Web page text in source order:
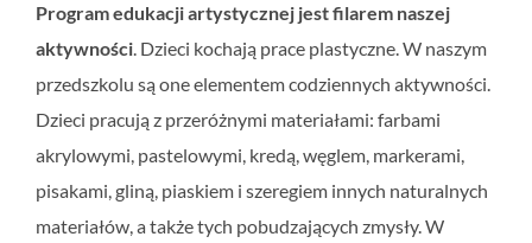
Program edukacji artystycznej jest filarem naszej
aktywności. Dzieci kochają prace plastyczne. W naszym
przedszkolu są one elementem codziennych aktywności.
Dzieci pracują z przeróżnymi materiałami: farbami
akrylowymi, pastelowymi, kredą, węglem, markerami,
pisakami, gliną, piaskiem i szeregiem innych naturalnych
materiałów, a także tych pobudzających zmysły. W